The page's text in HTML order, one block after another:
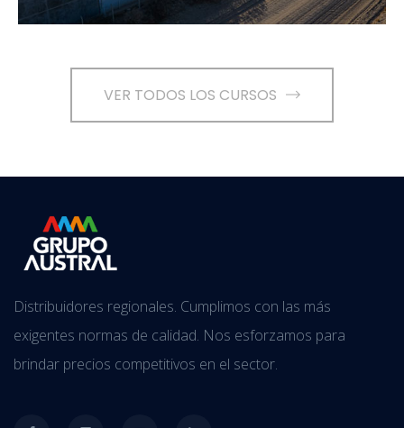
VER TODOS LOS CURSOS
Distribuidores regionales. Cumplimos con las más
exigentes normas de calidad. Nos esforzamos para
brindar precios competitivos en el sector.